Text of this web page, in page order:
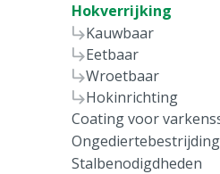
Hokverrijking
Kauwbaar
Eetbaar
Wroetbaar
Hokinrichting
Coating voor
Ongediertebestrijding
Stalbenodigdheden